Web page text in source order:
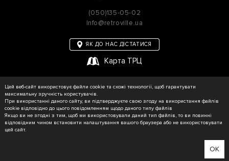
(050)135-05-02
Info@retroville.ua
ЯК ДО НАС ДІСТАТИСЯ
Карта ТРЦ
© RETROVILLE, 2026 Усі права захищені
Цей веб-сайт використовує файли cookie та схожі технології, щоб гарантувати
максимальну зручність користувачів.
При використанні даного сайту, ви підтверджуєте свою згоду на використання файлів
cookie відповідно до цього повідомленням щодо даного типу файлів
Якщо ви не згодні з тим, щоб ми використовували даний тип файлів, то ви повинні
відповідним чином встановити налаштування вашого браузера або не використовувати
цей сайт.
OK